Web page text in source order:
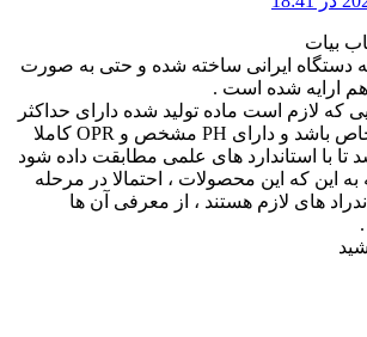
بیات
دستگاه ایرانی ساخته شده و حتی به صورت
ارایه شده است .
که لازم است ماده تولید شده دارای حداکثر
غلظت خاص باشد و دارای PH مشخص و OPR کاملا
تا با استاندارد های علمی مطابقت داده شود
به این که این محصولات ، احتمالا در مرحله
های لازم هستند ، از معرفی آن ها